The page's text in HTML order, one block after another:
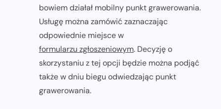
bowiem działał mobilny punkt grawerowania.
Usługę można zamówić zaznaczając
odpowiednie miejsce w
formularzu zgłoszeniowym. Decyzję o
skorzystaniu z tej opcji będzie można podjąć
także w dniu biegu odwiedzając punkt
grawerowania.